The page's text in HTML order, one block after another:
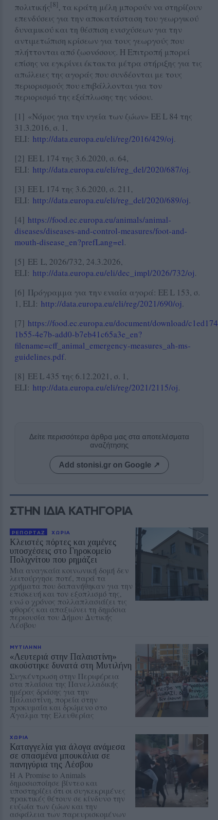
πολιτικής[8], τα κράτη μέλη μπορούν να στηρίζουν
επενδύσεις για την αποκατάσταση του γεωργικού
δυναμικού και τη θέσπιση ενισχύσεων για την
αντιμετώπιση κρίσεων για τους γεωργούς που
πλήττονται από ζωονόσους. Η Επιτροπή μπορεί
επίσης να εγκρίνει έκτακτα μέτρα στήριξης για τις
απώλειες της αγοράς που συνδέονται με τους
περιορισμούς που επιβάλλονται για τον
περιορισμό της εξάπλωσης της νόσου.
[1] «Νόμος για την υγεία των ζώων» ΕΕ L 84 της
31.3.2016, σ. 1,
ELI: http://data.europa.eu/eli/reg/2016/429/oj.
[2] ΕΕ L 174 της 3.6.2020, σ. 64,
ELI: http://data.europa.eu/eli/reg_del/2020/687/oj.
[3] ΕΕ L 174 της 3.6.2020, σ. 211,
ELI: http://data.europa.eu/eli/reg_del/2020/689/oj.
[4] https://food.ec.europa.eu/animals/animal-
diseases/diseases-and-control-measures/foot-and-
mouth-disease_en?prefLang=el.
[5] ΕΕ L, 2026/732, 24.3.2026,
ELI: http://data.europa.eu/eli/dec_impl/2026/732/oj.
[6] Πρόγραμμα για την ενιαία αγορά: ΕΕ L 153, σ.
1, ELI: http://data.europa.eu/eli/reg/2021/690/oj.
[7] https://food.ec.europa.eu/document/download/
1b55-4e7b-add0-b7eb41c65a3e_en?
filename=cff_animal_emergency-measures_ah-ms-
guidelines.pdf.
[8] ΕΕ L 435 της 6.12.2021, σ. 1,
ELI: http://data.europa.eu/eli/reg/2021/2115/oj.
Δείτε περισσότερα άρθρα μας στα αποτελέσματα
αναζήτησης
Add stonisi.gr on Google ↗
ΣΤΗΝ ΙΔΙΑ ΚΑΤΗΓΟΡΙΑ
ΡΕΠΟΡΤΑΖ ΧΩΡΙΑ
Κλειστές πόρτες και χαμένες
υποσχέσεις στο Γηροκομείο
Πολιχνίτου που ρημάζει
Μια αναγκαία κοινωνική δομή δεν
λειτούργησε ποτέ, παρά τα
χρήματα που δαπανήθηκαν για την
επισκευή και τον εξοπλισμό της,
ενώ ο χρόνος πολλαπλασιάζει τις
φθορές και απαξιώνει τη δημόσια
περιουσία του Δήμου Δυτικής
Λέσβου
ΜΥΤΙΛΗΝΗ
«Λευτεριά στην Παλαιστίνη»
ακούστηκε δυνατά στη Μυτιλήνη
Συγκέντρωση στην Περιφέρεια
στα πλαίσια της Πανελλαδικής
ημέρας δράσης για την
Παλαιστίνη, πορεία στην
προκυμαία και δρώμενο στο
Άγαλμα της Ελευθερίας
ΧΩΡΙΑ
Καταγγελία για άλογα ανάμεσα
σε σπασμένα μπουκάλια σε
πανηγύρια της Λέσβου
Η A Promise to Animals
δημοσιοποίησε βίντεο και
υποστηρίζει ότι οι συγκεκριμένες
πρακτικές θέτουν σε κίνδυνο την
ευζωία των ζώων και την
ασφάλεια των παρευρισκομένων